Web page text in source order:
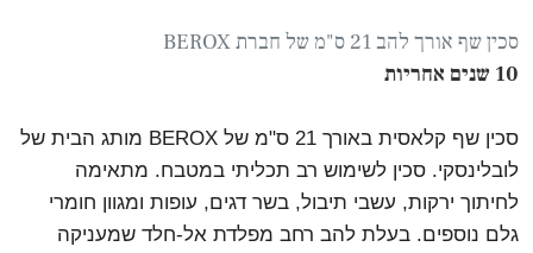
סכין שף אורך להב 21 ס"מ של חברת BEROX
10 שנים אחריות
סכין שף קלאסית באורך 21 ס"מ של BEROX מותג הבית של
לובלינסקי. סכין לשימוש רב תכליתי במטבח. מתאימה
לחיתוך ירקות, עשבי תיבול, בשר דגים, עופות ומגוון חומרי
גלם נוספים. בעלת להב רחב מפלדת אל-חלד שמעניקה